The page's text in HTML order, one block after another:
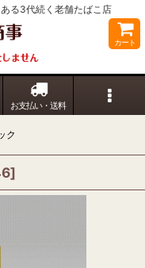
る3代続く老舗たばこ店
カート
お支払い・送料
ク
]